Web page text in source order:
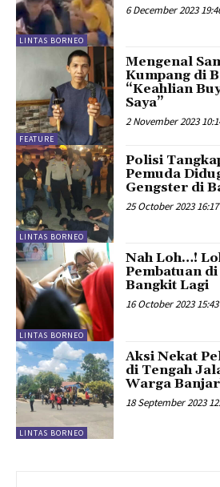
LINTAS BORNEO
6 December 2023
FEATURE
Mengenal
Kumpang di
“Keahlian
Saya”
2 November 2023
LINTAS BORNEO
Polisi
Pemuda
Gengster di
25 October 2023
LINTAS BORNEO
Nah Loh…!
Pembatuan
Bangkit Lagi
16 October 2023
LINTAS BORNEO
Aksi Nekat
di Tengah
Warga
18 September 2023